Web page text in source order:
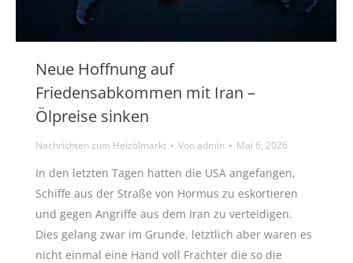
Neue Hoffnung auf
Friedensabkommen mit Iran –
Ölpreise sinken
Nachrichten zum Heizölmarkt Vonadmin Mai 6, 2026
In den letzten Tagen hatten die USA angefangen,
Schiffe aus der Straße von Hormus zu eskortieren
und gegen Angriffe aus dem Iran zu verteidigen.
Dies gelang zwar im Grunde, letztlich aber waren es
nicht einmal eine Hand voll Frachter die so die